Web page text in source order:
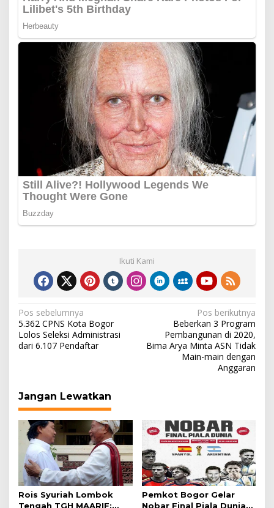
Ikuti Kami
Navigasi
pos
Pos sebelumnya
5.362 CPNS Kota Bogor
Lolos Seleksi Administrasi
dari 6.107 Pendaftar
Pos berikutnya
Beberkan 3 Program
Pembangunan di 2020,
Bima Arya Minta ASN Tidak
Main-main dengan
Anggaran
Jangan Lewatkan
Rois Syuriah Lombok
Tengah TGH MAARIF:
Pemkot Bogor Gelar
Nobar Final Piala Dunia